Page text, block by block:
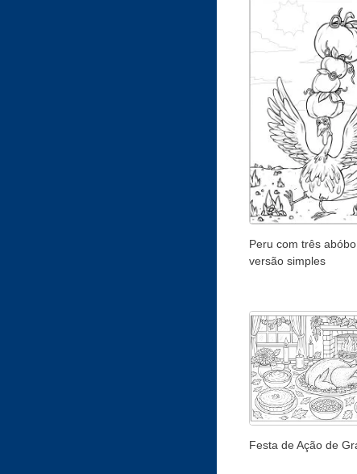
Peru com três
versão simples
Festa de Ação de